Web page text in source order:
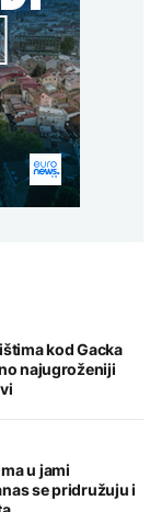
kod Gacka
najugroženiji
u jami
se pridružuju i